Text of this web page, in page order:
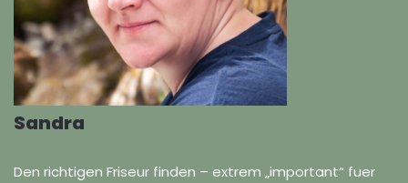
Sandra
Den richtigen Friseur finden – extrem „important“ fuer